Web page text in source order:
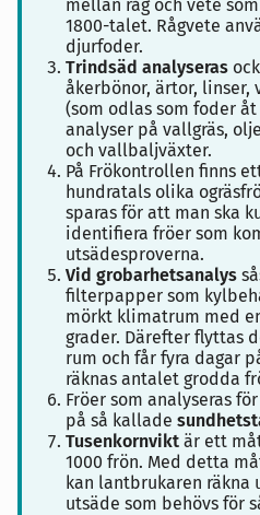
mellan råg och vete
1800-talet. Rågvete
djurfoder.
Trindsäd analyseras
åkerbönor, ärtor,
(som odlas som foder
analyser på vallgräs,
och vallbaljväxter.
På Frökontrollen finns
hundratals olika
sparas för att man ska
identifiera fröer som
utsädesproverna.
Vid grobarhetsanalys
filterpapper som
mörkt klimatrum med
grader. Därefter flyttas
rum och får fyra dagar
räknas antalet grodda
Fröer som analyseras
på så kallade
Tusenkornvikt är ett
1000 frön. Med detta
kan lantbrukaren räkna
utsäde som behövs för